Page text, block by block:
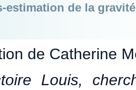
estimation de la
de Catherine
Louis,